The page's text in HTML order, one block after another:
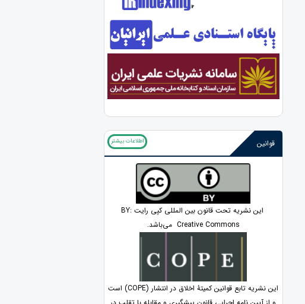
قوانین اطلاعات بیشتر
این نشریه تحت قانون بین المللی کپی رایت BY:
Creative Commons می‌باشد.
این نشریه تابع قوانین کمیتۀ اخلاق در انتشار (COPE) است